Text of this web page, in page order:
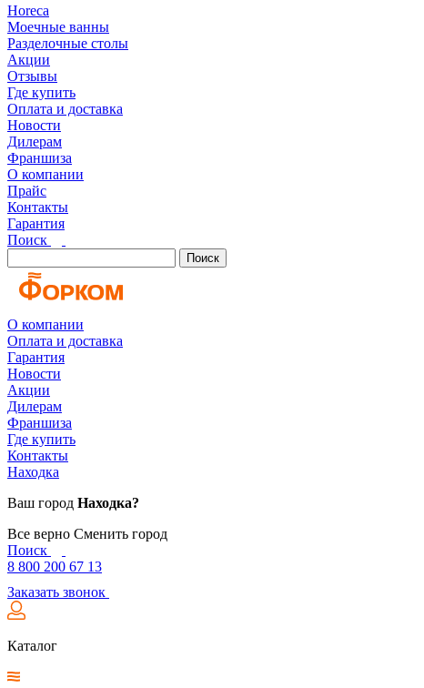
Horeca
Моечные ванны
Разделочные столы
Акции
Отзывы
Где купить
Оплата и доставка
Новости
Дилерам
Франшиза
О компании
Прайс
Контакты
Гарантия
Поиск
Поиск
О компании
Оплата и доставка
Гарантия
Новости
Акции
Дилерам
Франшиза
Где купить
Контакты
Находка
Ваш город Находка?
Все верно Сменить город
Поиск
8 800 200 67 13
Заказать звонок
Каталог